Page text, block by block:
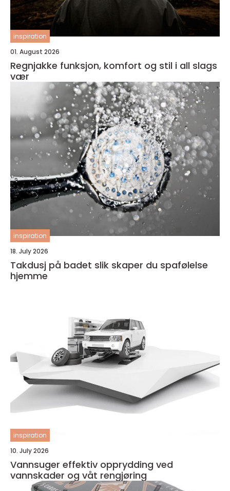
inspiration
01. August 2026
Regnjakke funksjon, komfort og stil i all slags
vær
inspiration
18. July 2026
Takdusj på badet slik skaper du spafølelse
hjemme
inspiration
10. July 2026
Vannsuger effektiv opprydding ved
vannskader og våt rengjøring